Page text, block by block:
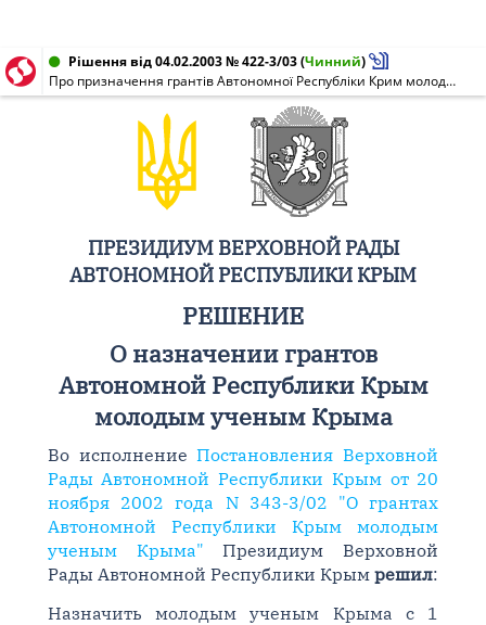
Рішення від 04.02.2003 № 422-3/03(Чинний)
Про призначення грантів Автономної Республіки Крим молодим вченим Криму
ПРЕЗИДИУМ ВЕРХОВНОЙ РАДЫ
АВТОНОМНОЙ РЕСПУБЛИКИ КРЫМ
РЕШЕНИЕ
О назначении грантов
Автономной Республики Крым
молодым ученым Крыма
Во исполнениеПостановления Верховной
Рады Автономной Республики Крым от 20
ноября 2002 года N 343-3/02 "О грантах
Автономной Республики Крым молодым
ученым Крыма" Президиум Верховной
Рады Автономной Республики Крым решил:
Назначить молодым ученым Крыма с 1